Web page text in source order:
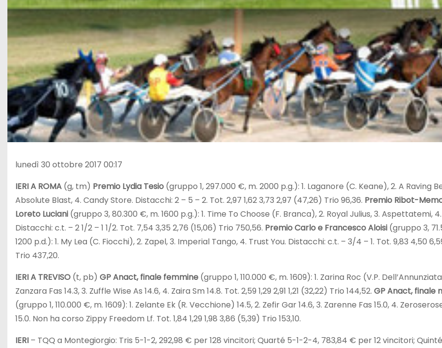
lunedì 30 ottobre 2017 00:17
IERI A ROMA (g, tm) Premio Lydia Tesio (gruppo 1, 297.000 €, m. 2000 p.g.): 1. Laganore (C. Keane), 2. A Raving
Absolute Blast, 4. Candy Store. Distacchi: 2 – 5 – 2. Tot. 2,97 1,62 3,73 2,97 (47,26) Trio 96,36. Premio Ribot-
Loreto Luciani (gruppo 3, 80.300 €, m. 1600 p.g.): 1. Time To Choose (F. Branca), 2. Royal Julius, 3. Aspettatemi,
Distacchi: c.t. – 2 1/2 – 1 1/2. Tot. 7,54 3,35 2,76 (15,06) Trio 750,56. Premio Carlo e Francesco Aloisi (gruppo 3,
1200 p.d.): 1. My Lea (C. Fiocchi), 2. Zapel, 3. Imperial Tango, 4. Trust You. Distacchi: c.t. – 3/4 – 1. Tot. 9,83 4,50
Trio 437,20.
IERI A TREVISO (t, pb) GP Anact, finale femmine (gruppo 1, 110.000 €, m. 1609): 1. Zarina Roc (V.P.
Zanzara Fas 14.3, 3. Zuffle Wise As 14.6, 4. Zaira Sm 14.8. Tot. 2,59 1,29 2,91 1,21 (32,22) Trio 144,52. GP Anact, finale
(gruppo 1, 110.000 €, m. 1609): 1. Zelante Ek (R. Vecchione) 14.5, 2. Zefir Gar 14.6, 3. Zarenne Fas 15.0, 4.
15.0. Non ha corso Zippy Freedom Lf. Tot. 1,84 1,29 1,98 3,86 (5,39) Trio 153,10.
IERI – TQQ a Montegiorgio: Tris 5-1-2, 292,98 € per 128 vincitori; Quarté 5-1-2-4, 783,84 € per 12 vincitori;